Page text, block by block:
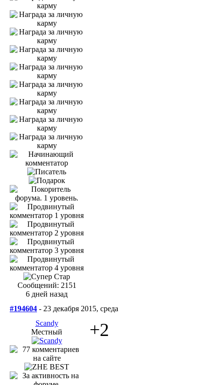
Сообщений: 2151
6 дней назад
#194604 - 23 декабря 2015, среда
Scandy
Местный
+2